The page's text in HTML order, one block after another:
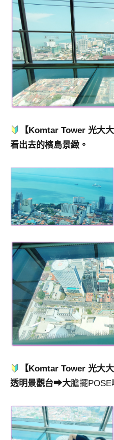
【Komtar Tower 光大
看出去的檳島景緻。
【Komtar Tower 光大
透明景觀台➡大膽擺POSE